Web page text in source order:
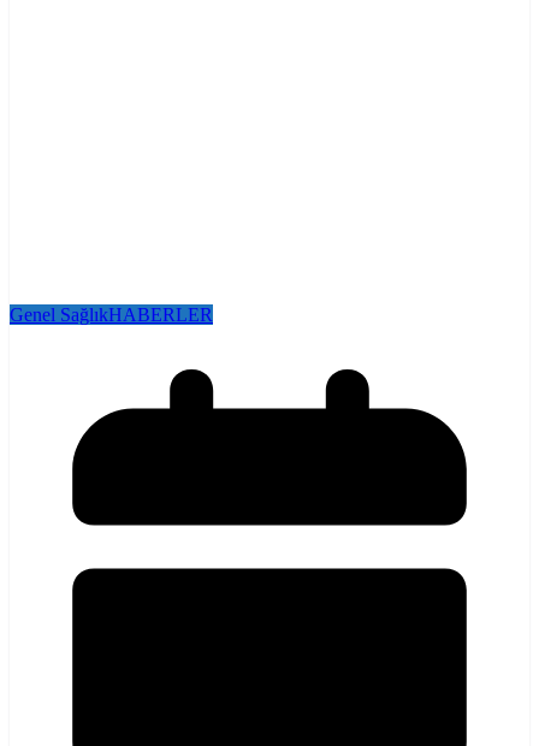
Genel SağlıkHABERLER